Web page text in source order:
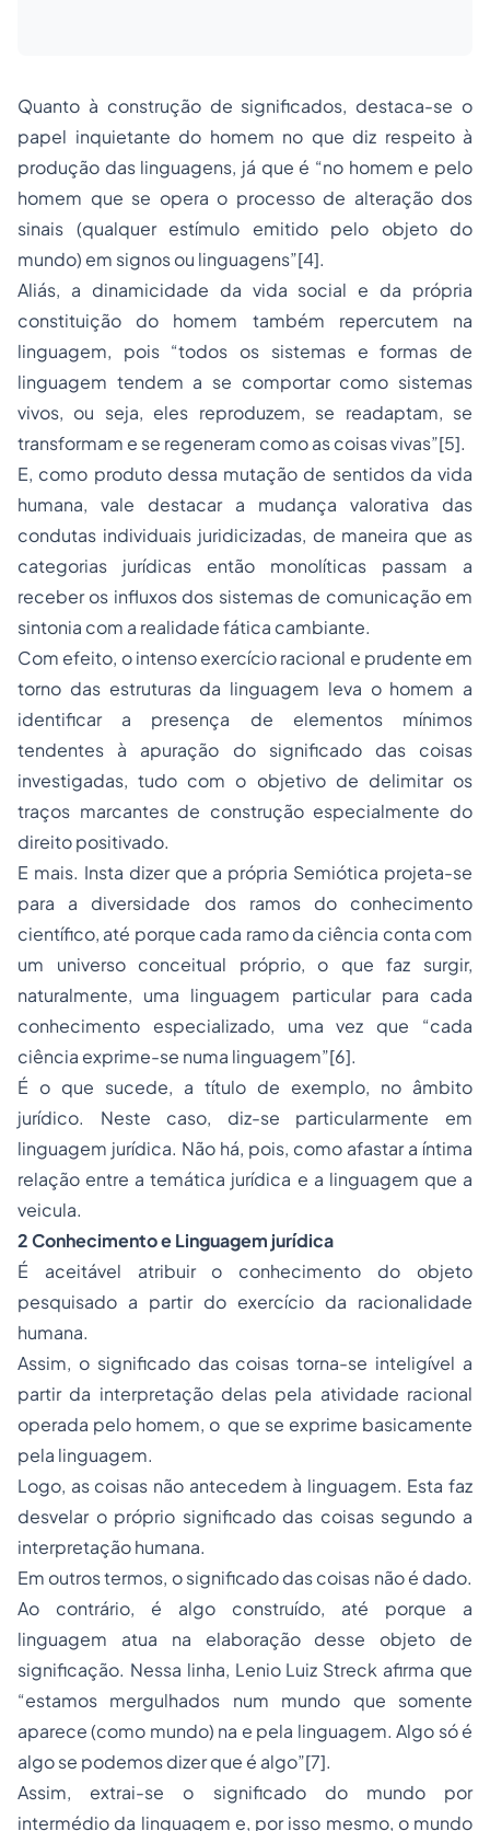
Quanto à construção de significados, destaca-se o
papel inquietante do homem no que diz respeito à
produção das linguagens, já que é “no homem e pelo
homem que se opera o processo de alteração dos
sinais (qualquer estímulo emitido pelo objeto do
mundo) em signos ou linguagens”[4].
Aliás, a dinamicidade da vida social e da própria
constituição do homem também repercutem na
linguagem, pois “todos os sistemas e formas de
linguagem tendem a se comportar como sistemas
vivos, ou seja, eles reproduzem, se readaptam, se
transformam e se regeneram como as coisas vivas”[5].
E, como produto dessa mutação de sentidos da vida
humana, vale destacar a mudança valorativa das
condutas individuais juridicizadas, de maneira que as
categorias jurídicas então monolíticas passam a
receber os influxos dos sistemas de comunicação em
sintonia com a realidade fática cambiante.
Com efeito, o intenso exercício racional e prudente em
torno das estruturas da linguagem leva o homem a
identificar a presença de elementos mínimos
tendentes à apuração do significado das coisas
investigadas, tudo com o objetivo de delimitar os
traços marcantes de construção especialmente do
direito positivado.
E mais. Insta dizer que a própria Semiótica projeta-se
para a diversidade dos ramos do conhecimento
científico, até porque cada ramo da ciência conta com
um universo conceitual próprio, o que faz surgir,
naturalmente, uma linguagem particular para cada
conhecimento especializado, uma vez que “cada
ciência exprime-se numa linguagem”[6].
É o que sucede, a título de exemplo, no âmbito
jurídico. Neste caso, diz-se particularmente em
linguagem jurídica. Não há, pois, como afastar a íntima
relação entre a temática jurídica e a linguagem que a
veicula.
2 Conhecimento e Linguagem jurídica
É aceitável atribuir o conhecimento do objeto
pesquisado a partir do exercício da racionalidade
humana.
Assim, o significado das coisas torna-se inteligível a
partir da interpretação delas pela atividade racional
operada pelo homem, o que se exprime basicamente
pela linguagem.
Logo, as coisas não antecedem à linguagem. Esta faz
desvelar o próprio significado das coisas segundo a
interpretação humana.
Em outros termos, o significado das coisas não é dado.
Ao contrário, é algo construído, até porque a
linguagem atua na elaboração desse objeto de
significação. Nessa linha, Lenio Luiz Streck afirma que
“estamos mergulhados num mundo que somente
aparece (como mundo) na e pela linguagem. Algo só é
algo se podemos dizer que é algo”[7].
Assim, extrai-se o significado do mundo por
intermédio da linguagem e, por isso mesmo, o mundo